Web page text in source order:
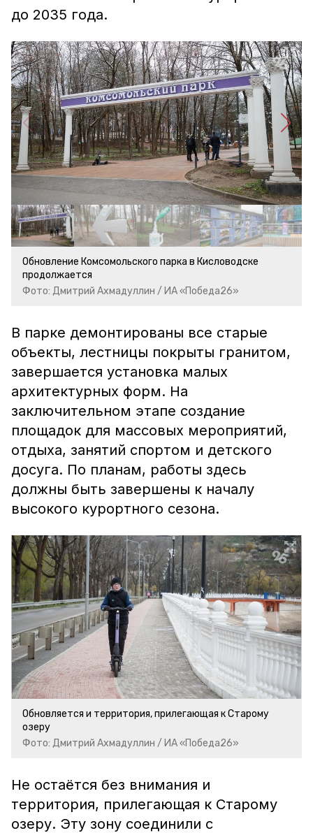
до 2035 года.
Обновление Комсомольского парка в Кисловодске
продолжается
Фото: Дмитрий Ахмадуллин / ИА «Победа26»
В парке демонтированы все старые
объекты, лестницы покрыты гранитом,
завершается установка малых
архитектурных форм. На
заключительном этапе создание
площадок для массовых мероприятий,
отдыха, занятий спортом и детского
досуга. По планам, работы здесь
должны быть завершены к началу
высокого курортного сезона.
Обновляется и территория, прилегающая к Старому
озеру
Фото: Дмитрий Ахмадуллин / ИА «Победа26»
Не остаётся без внимания и
территория, прилегающая к Старому
озеру. Эту зону соединили с